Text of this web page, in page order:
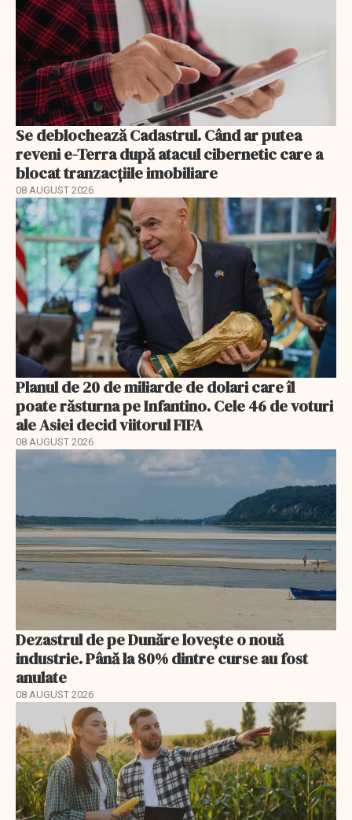
Se deblochează Cadastrul. Când ar putea
reveni e-Terra după atacul cibernetic care a
blocat tranzacțiile imobiliare
08 AUGUST 2026
Planul de 20 de miliarde de dolari care îl
poate răsturna pe Infantino. Cele 46 de voturi
ale Asiei decid viitorul FIFA
08 AUGUST 2026
Dezastrul de pe Dunăre lovește o nouă
industrie. Până la 80% dintre curse au fost
anulate
08 AUGUST 2026